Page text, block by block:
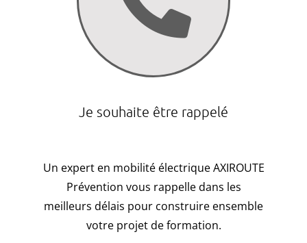
Je souhaite être rappelé
Un expert en mobilité électrique AXIROUTE
Prévention vous rappelle dans les
meilleurs délais pour construire ensemble
votre projet de formation.